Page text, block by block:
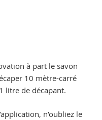
à part le savon
10 mètre-carré
litre de décapant.
n’oubliez le